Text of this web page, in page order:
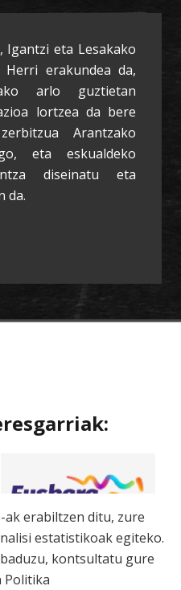
Igantzi eta Lesakako
erakundea da,
arlo guztietan
lortzea da bere
Arantzako
eta eskualdeko
diseinatu eta
da.
erabiltzen ditu, zure
estatistikoak egiteko.
kontsultatu gure
Politika